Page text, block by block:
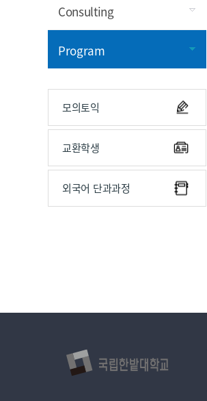
Consulting
Program
모의토익
교환학생
외국어 단과과정